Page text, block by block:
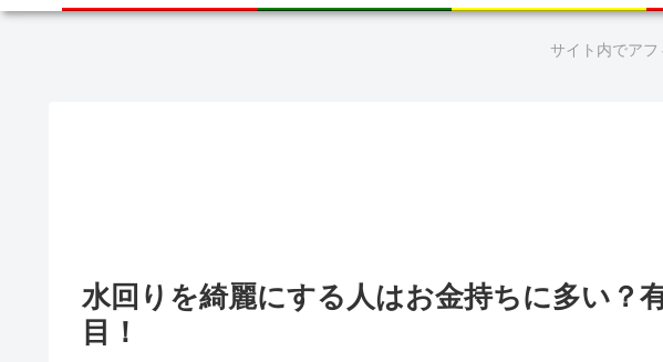
サイト内でア
水回りを綺麗にする人はお金持ちに多い？
目！